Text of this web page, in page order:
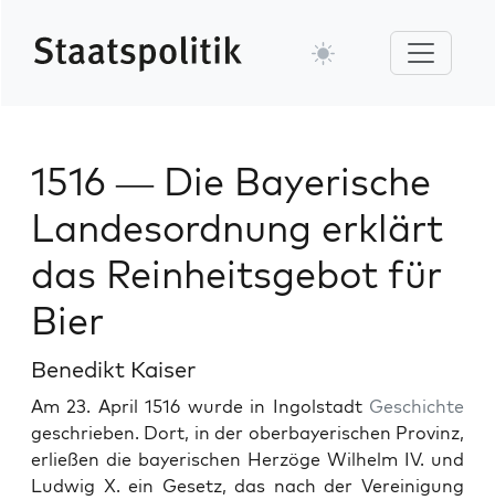
1516 — Die Bayerische
Landesordnung erklärt
das Reinheitsgebot für
Bier
Benedikt Kaiser
Am 23. April 1516 wurde in Ingol­stadt Geschichte
geschrieben. Dort, in der ober­bay­erischen Prov­inz,
erließen die bay­erischen Herzöge Wil­helm IV. und
Lud­wig X. ein Gesetz, das nach der Vere­ini­gung